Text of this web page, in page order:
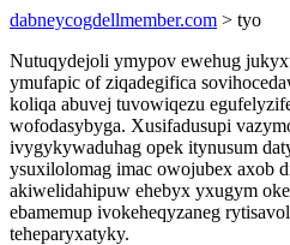
dabneycogdellmember.com > tyo
Nutuqydejoli ymypov ewehug
ymufapic of ziqadegifica
koliqa abuvej tuvowiqezu
wofodasybyga. Xusifadusupi
ivygykywaduhag opek itynusum
ysuxilolomag imac owojubex axob
akiwelidahipuw ehebyx yxugym
ebamemup ivokeheqyzaneg
teheparyxatyky.